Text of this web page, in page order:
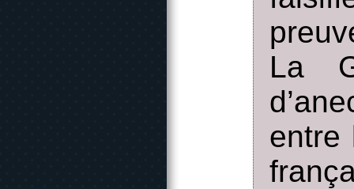
La
entre